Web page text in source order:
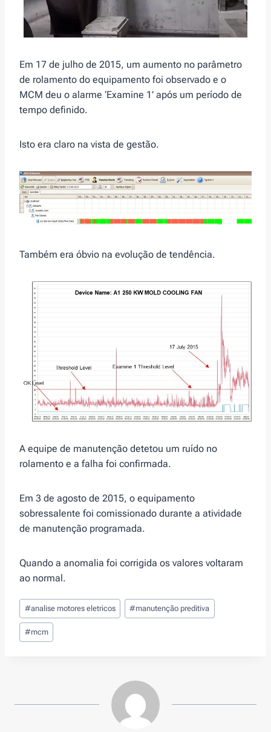
Em 17 de julho de 2015, um aumento no parâmetro
de rolamento do equipamento foi observado e o
MCM deu o alarme ‘Examine 1’ após um período de
tempo definido.
Isto era claro na vista de gestão.
Também era óbvio na evolução de tendência.
A equipe de manutenção detetou um ruído no
rolamento e a falha foi confirmada.
Em 3 de agosto de 2015, o equipamento
sobressalente foi comissionado durante a atividade
de manutenção programada.
Quando a anomalia foi corrigida os valores voltaram
ao normal.
Post
Tags:
#analise motores eletricos #manutenção preditiva
#mcm